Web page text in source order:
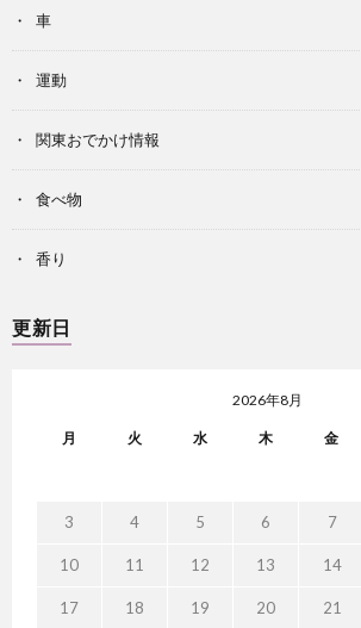
車
運動
関東おでかけ情報
食べ物
香り
更新日
2026年8月
月 火 水 木 金
3 4 5 6 7
10 11 12 13 14
17 18 19 20 21